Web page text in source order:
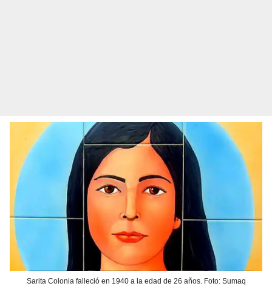
Sarita Colonia falleció en 1940 a la edad de 26 años. Foto: Sumaq